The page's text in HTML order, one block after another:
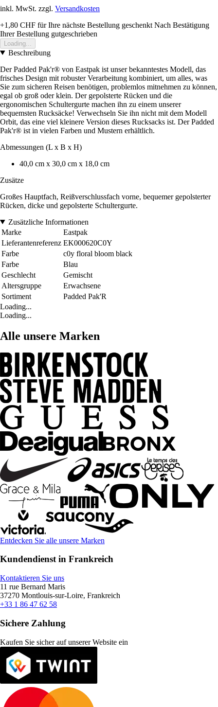
inkl. MwSt. zzgl. Versandkosten
+1,80 CHF für Ihre nächste Bestellung geschenkt Nach Bestätigung
Ihrer Bestellung gutgeschrieben
Loading...
Beschreibung
Der Padded Pak'r® von Eastpak ist unser bekanntestes Modell, das
frisches Design mit robuster Verarbeitung kombiniert, um alles, was
Sie zum sicheren Reisen benötigen, problemlos mitnehmen zu können,
egal ob groß oder klein. Der gepolsterte Rücken und die
ergonomischen Schultergurte machen ihn zu einem unserer
bequemsten Rucksäcke! Verwechseln Sie ihn nicht mit dem Modell
Orbit, das eine viel kleinere Version dieses Rucksacks ist. Der Padded
Pak'r® ist in vielen Farben und Mustern erhältlich.
Abmessungen (L x B x H)
40,0 cm x 30,0 cm x 18,0 cm
Zusätze
Großes Hauptfach, Reißverschlussfach vorne, bequemer gepolsterter
Rücken, dicke und gepolsterte Schultergurte.
Zusätzliche Informationen
Marke
Eastpak
Lieferantenreferenz EK000620C0Y
Farbe
c0y floral bloom black
Farbe
Blau
Geschlecht
Gemischt
Altersgruppe
Erwachsene
Sortiment
Padded Pak'R
Loading...
Loading...
Alle unsere Marken
Entdecken Sie alle unsere Marken
Kundendienst in Frankreich
Kontaktieren Sie uns
11 rue Bernard Maris
37270 Montlouis-sur-Loire, Frankreich
+33 1 86 47 62 58
Sichere Zahlung
Kaufen Sie sicher auf unserer Website ein